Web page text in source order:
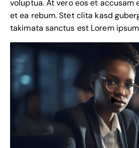
voluptua. At vero eos et accusam
et ea rebum. Stet clita kasd
takimata sanctus est Lorem